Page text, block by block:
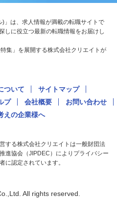
)」は、求人情報が満載の転職サイトで
しに役立つ最新の転職情報をお届けし
集」を展開する株式会社クリエイトが
ついて
サイトマップ
プ 会社概要
お問い合わせ
えの企業様へ
する株式会社クリエイトは一般財団法
進協会（JIPDEC）によりプライバシー
に認定されています。
All rights reserved.